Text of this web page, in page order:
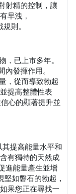
射精的控制，讓
早洩，
則。
，已上市多年。
發揮作用。
，從而導致勃起
提高整體性表
心的顯著提升並
提高能量水平和
有獨特的天然成
進能量產生並增
如磐石的勃起，
果您正在尋找一